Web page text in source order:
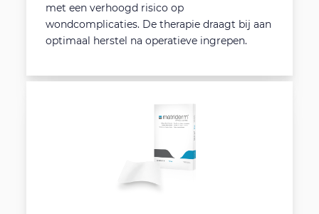
met een verhoogd risico op
wondcomplicaties. De therapie draagt bij aan
optimaal herstel na operatieve ingrepen.